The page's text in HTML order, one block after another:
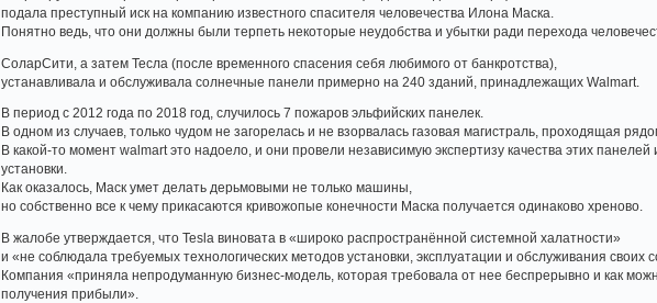
подала преступный иск на компанию известного спасителя человечества Илона Маска.
Понятно ведь, что они должны были терпеть некоторые неудобства и убытки ради перехода
СоларСити, а затем Тесла (после временного спасения себя любимого от банкротства),
устанавливала и обслуживала солнечные панели примерно на 240 зданий, принадлежащих Walmart.
В период с 2012 года по 2018 год, случилось 7 пожаров эльфийских панелек.
В одном из случаев, только чудом не загорелась и не взорвалась газовая магистраль, проходящая
В какой-то момент walmart это надоело, и они провели независимую экспертизу качества этих панелей
установки.
Как оказалось, Маск умет делать дерьмовыми не только машины,
но собственно все к чему прикасаются кривожопые конечности Маска получается одинаково хреново.
В жалобе утверждается, что Tesla виновата в «широко распространённой системной халатности»
и «не соблюдала требуемых технологических методов установки, эксплуатации и обслуживания своих
Компания «приняла непродуманную бизнес-модель, которая требовала от нее беспрерывно и как
получения прибыли».